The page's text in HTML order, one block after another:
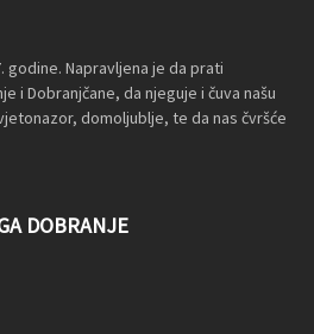
Napravljena je da prati
i Dobranjčane, da njeguje i čuva našu
domoljublje, te da nas čvršće
DOBRANJE